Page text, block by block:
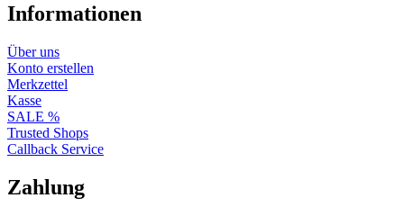
Informationen
Über uns
Konto erstellen
Merkzettel
Kasse
SALE %
Trusted Shops
Callback Service
Zahlung